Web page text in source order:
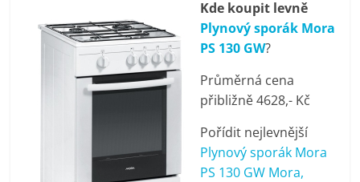
telefony,
kávovary,
bazény
Kde koupit levně
Plynový sporák Mora
PS 130 GW?
Průměrná cena
přibližně 4628,- Kč
Pořídit nejlevnější
Plynový sporák Mora
PS 130 GW Mora,